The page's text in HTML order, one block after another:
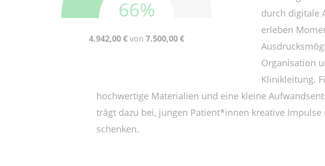
66%
4.942,00 €von 7.500,00 €
durch digitale
erleben
Organisation
Klinikleitung.
hochwertige Materialien und eine kleine
trägt dazu bei, jungen Patient*innen kreative
schenken.